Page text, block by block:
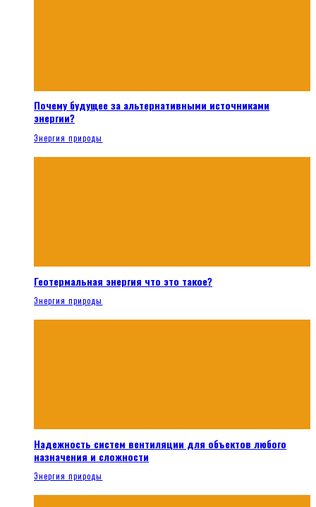
Почему будущее за альтернативными источниками
энергии?
Энергия природы
Геотермальная энергия что это такое?
Энергия природы
Надежность систем вентиляции для объектов любого
назначения и сложности
Энергия природы